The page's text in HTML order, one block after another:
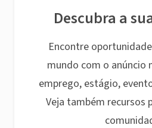
Descubra a
Encontre
mundo com o anúncio
emprego, estágio,
Veja também recursos